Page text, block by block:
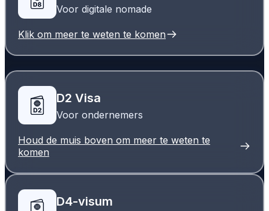
Voor digitale nomade
Klik om meer te weten te komen
D2 Visa
Voor ondernemers
Houd de muis boven om meer te weten te
komen
D4-visum